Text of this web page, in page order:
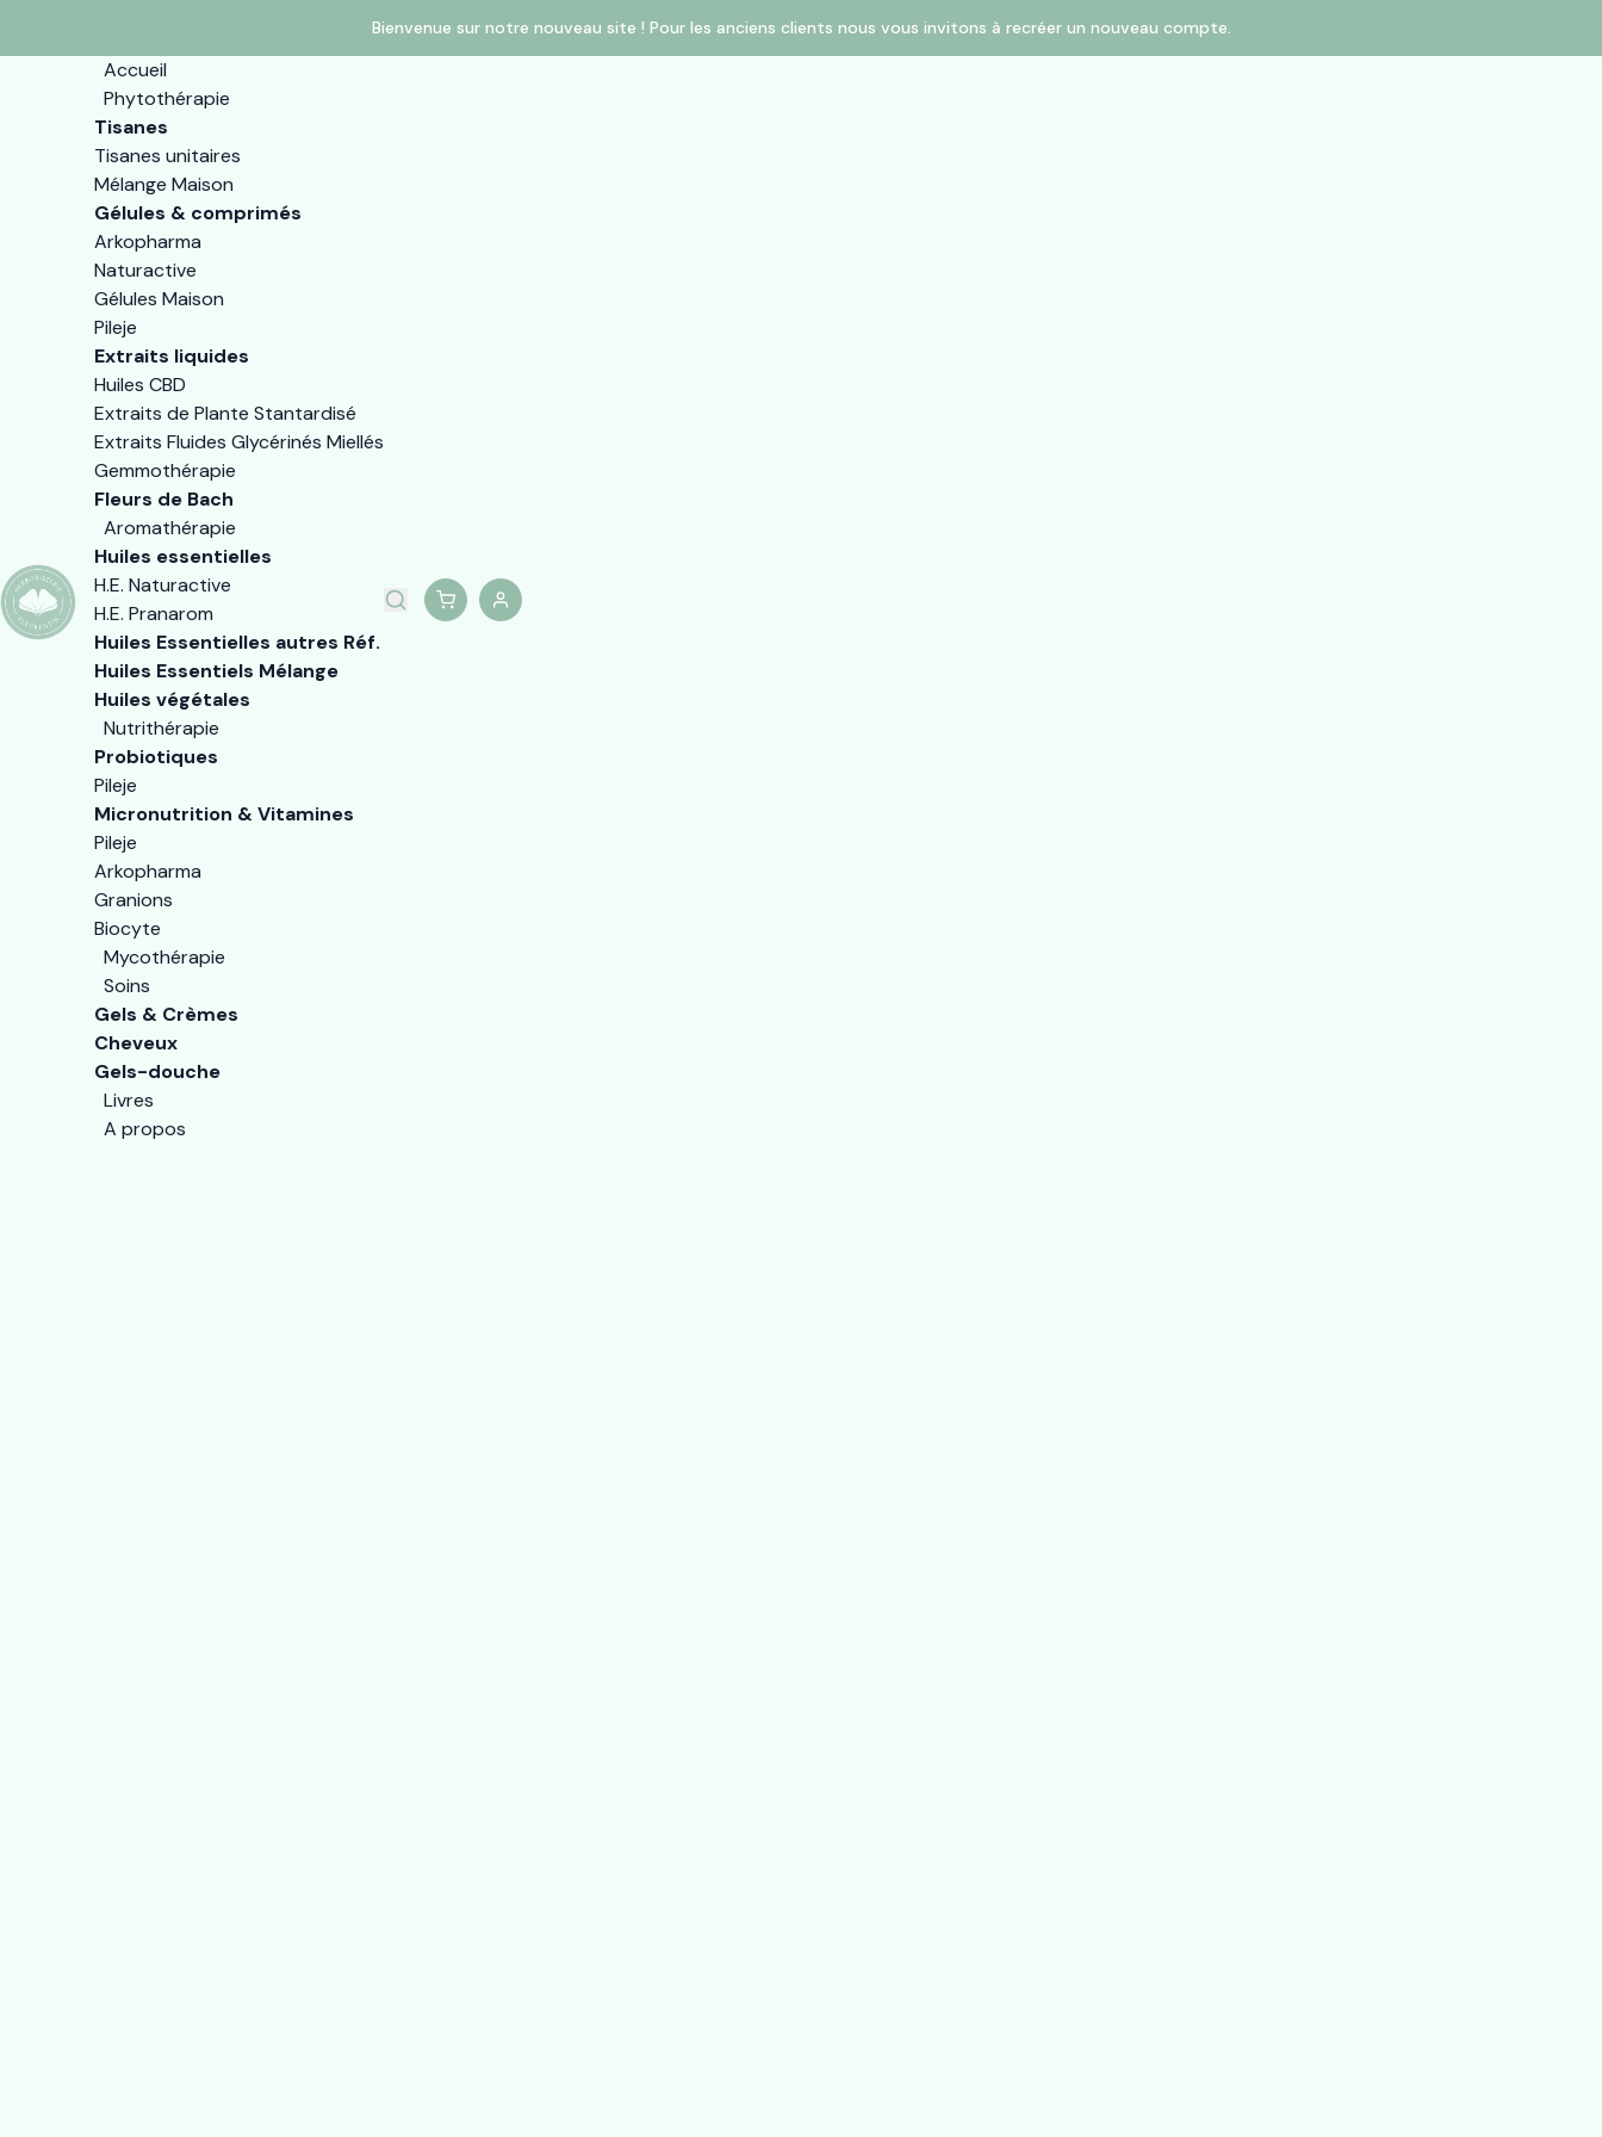
Bienvenue sur notre nouveau site ! Pour les anciens clients nous vous invitons à recréer un nouveau compte.
Accueil
Phytothérapie
Tisanes
Tisanes unitaires
Mélange Maison
Gélules & comprimés
Arkopharma
Naturactive
Gélules Maison
Pileje
Extraits liquides
Huiles CBD
Extraits de Plante Stantardisé
Extraits Fluides Glycérinés Miellés
Gemmothérapie
Fleurs de Bach
Aromathérapie
Huiles essentielles
H.E. Naturactive
H.E. Pranarom
Huiles Essentielles autres Réf.
Huiles Essentiels Mélange
Huiles végétales
Nutrithérapie
Probiotiques
Pileje
Micronutrition & Vitamines
Pileje
Arkopharma
Granions
Biocyte
Mycothérapie
Soins
Gels & Crèmes
Cheveux
Gels-douche
Livres
A propos